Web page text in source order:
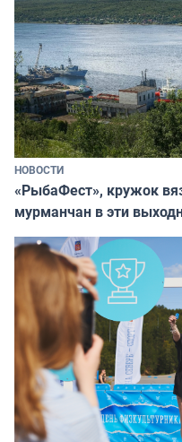
НОВОСТИ
«РыбаФест», кружок
мурманчан в эти